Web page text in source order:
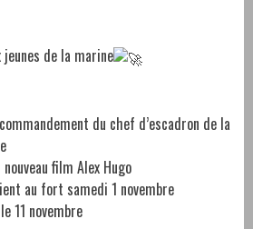
de la marine
du chef d’escadron de la
film Alex Hugo
au fort samedi 1 novembre
11 novembre